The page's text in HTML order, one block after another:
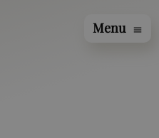
Menu menu